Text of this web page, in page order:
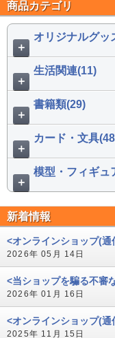
商品カテゴリ
＋
オリジナルグッ
＋
生活関連(11)
＋
書籍類(29)
＋
カード・文具
＋
模型・フィギュ
新着情報
<オンラインショップ(
2026年 05月 14日
<当ショップを騙る不審
2026年 01月 16日
<オンラインショップ(
2025年 11月 15日